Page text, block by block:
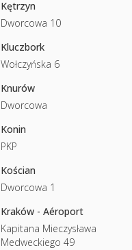
Kętrzyn
Dworcowa 10
Kluczbork
Wołczyńska 6
Knurów
Dworcowa
Konin
PKP
Kościan
Dworcowa 1
Kraków - Aéroport
Kapitana Mieczysława
Medweckiego 49